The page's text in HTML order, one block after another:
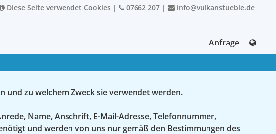
Diese Seite verwendet Cookies | 07662 207 | info@vulkanstueble.de
Anfrage
zu welchem Zweck sie verwendet werden.
Name, Anschrift, E-Mail-Adresse, Telefonnummer,
und werden von uns nur gemäß den Bestimmungen des